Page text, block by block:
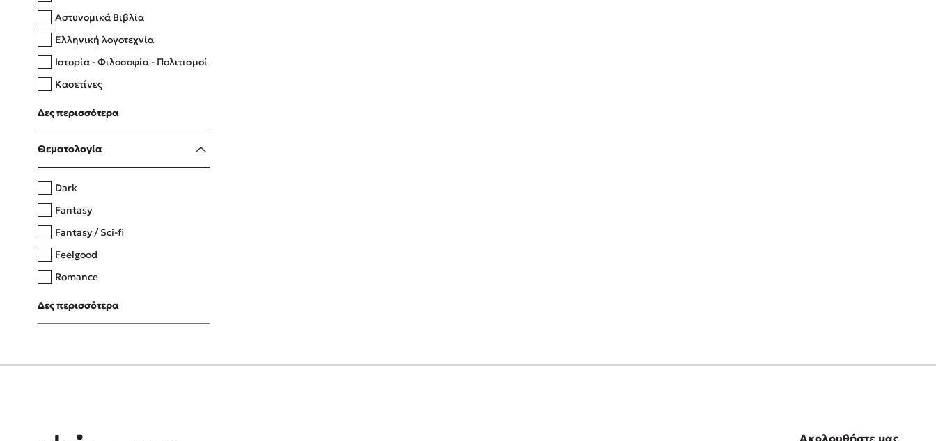
Δανάη Δεληγεώργη
Πάνω, κάτω, μπροστά, πίσω
Η μέθοδος Αφήστε τους
Αστυνομικά Βιβλία
Ελληνική λογοτεχνία
Ιστορία - Φιλοσοφία - Πολιτισμοί
Κασετίνες
Λευκώματα - Έγχρωμοι οδηγοί
Μαγειρική
Δες περισσότερα
Θεματολογία
Dark
Fantasy
Fantasy / Sci-fi
Feelgood
Romance
Upmarket
Young Adult
Δες περισσότερα
Ακολουθήστε μας